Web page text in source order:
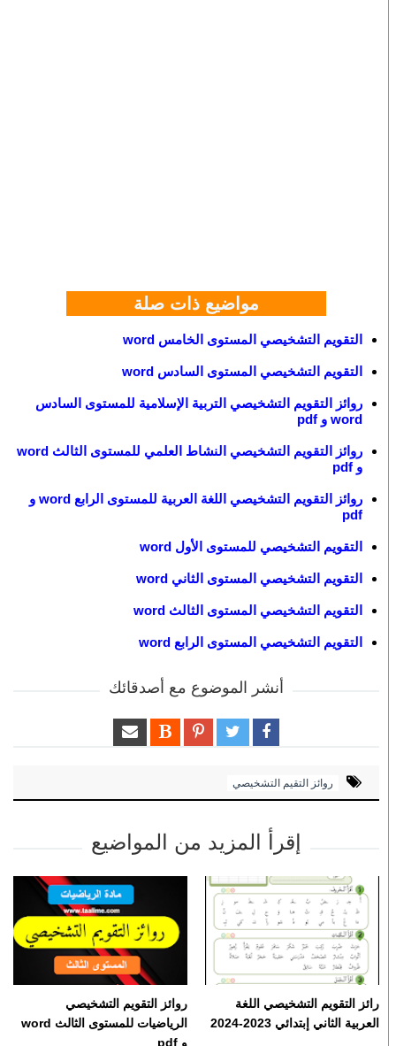
مواضيع ذات صلة
التقويم التشخيصي المستوى الخامس word
التقويم التشخيصي المستوى السادس word
روائز التقويم التشخيصي التربية الإسلامية للمستوى السادس
word و pdf
روائز التقويم التشخيصي النشاط العلمي للمستوى الثالث word
و pdf
روائز التقويم التشخيصي اللغة العربية للمستوى الرابع word و
pdf
التقويم التشخيصي للمستوى الأول word
التقويم التشخيصي المستوى الثاني word
التقويم التشخيصي المستوى الثالث word
التقويم التشخيصي المستوى الرابع word
أنشر الموضوع مع أصدقائك
روائز التقيم التشخيصي
إقرأ المزيد من المواضيع
رائز التقويم التشخيصي اللغة
العربية الثاني إبتدائي 2023-2024
روائز التقويم التشخيصي
الرياضيات للمستوى الثالث word
و pdf